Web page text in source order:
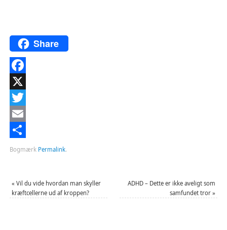
Share
Facebook
X
Twitter
Email
Del
Bogmærk Permalink.
« Vil du vide hvordan man skyller
kræftcellerne ud af kroppen?
ADHD – Dette er ikke aveligt som
samfundet tror»